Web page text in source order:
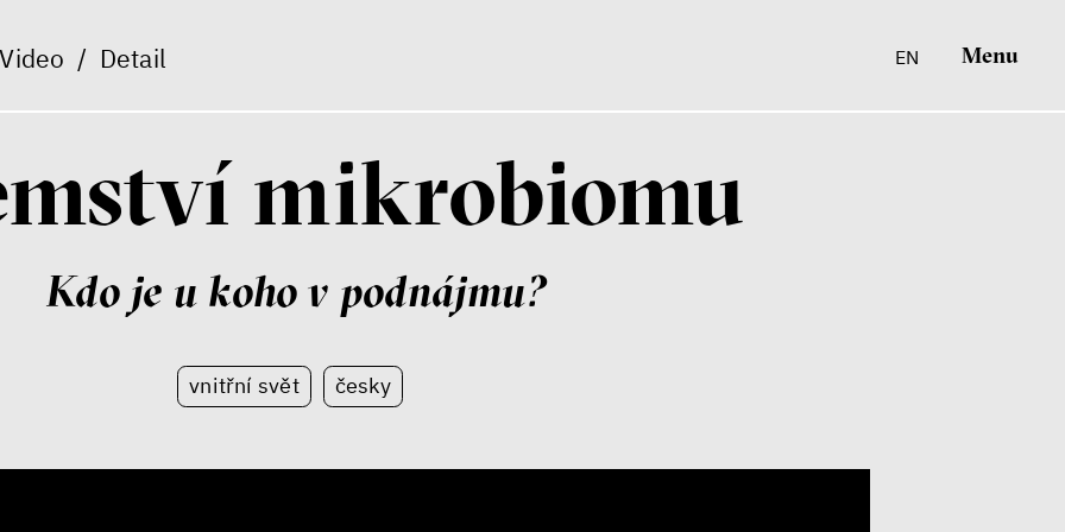
Video / Detail EN Menu
mikrobiomu
Kdo je u koho v podnájmu?
vnitřní svět česky